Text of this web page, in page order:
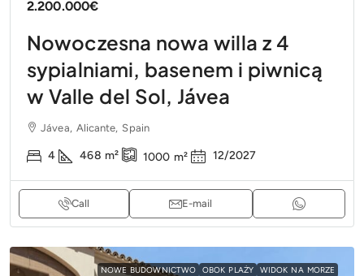
2.200.000€
Nowoczesna nowa willa z 4
sypialniami, basenem i piwnicą
w Valle del Sol, Jávea
Jávea, Alicante, Spain
4 468 m² 1000 m² 12/2027
Call E-mail
NOWE BUDOWNICTWO OBOK PLAŻY WIDOK NA MORZE